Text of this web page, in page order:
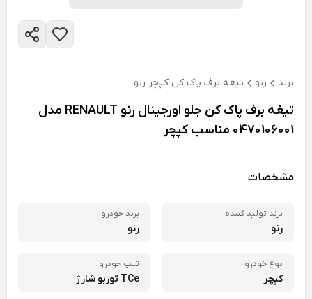
برند رنو تیغه برف پاک کن کپچر رنو
تیغه برف پاک کن جلو اورجینال رنو RENAULT مدل
0470106001 مناسب کپچر
مشخصات
برند تولید کننده
رنو
برند خودرو
رنو
نوع خودرو
کپچر
تیپ خودرو
TCe توربو شارژ